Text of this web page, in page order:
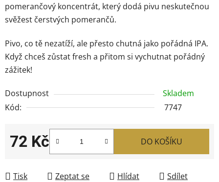
pomerančový koncentrát, který dodá pivu neskutečnou
svěžest čerstvých pomerančů.
Pivo, co tě nezatíží, ale přesto chutná jako pořádná IPA.
Když chceš zůstat fresh a přitom si vychutnat pořádný
zážitek!
Dostupnost
Skladem
Kód:
7747
72 Kč
Měrná cena:
DO KOŠÍKU
Tisk Zeptat se Hlídat Sdílet